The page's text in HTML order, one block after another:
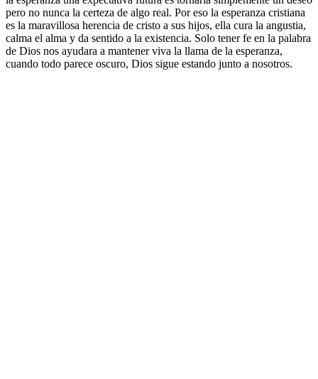
pero no nunca la certeza de algo real. Por eso la esperanza cristiana
es la maravillosa herencia de cristo a sus hijos, ella cura la angustia,
calma el alma y da sentido a la existencia. Solo tener fe en la palabra
de Dios nos ayudara a mantener viva la llama de la esperanza,
cuando todo parece oscuro, Dios sigue estando junto a nosotros.